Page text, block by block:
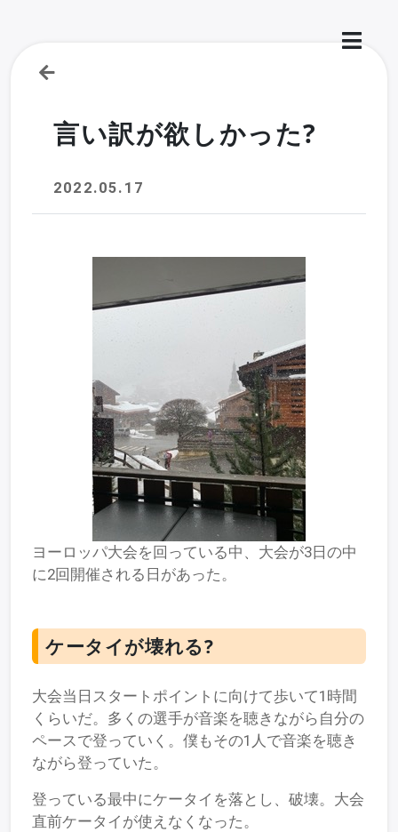
言い訳が欲しかった?
2022.05.17
ヨーロッパ大会を回っている中、大会が3日の中
に2回開催される日があった。
ケータイが壊れる?
大会当日スタートポイントに向けて歩いて1時間
くらいだ。多くの選手が音楽を聴きながら自分の
ペースで登っていく。僕もその1人で音楽を聴き
ながら登っていた。
登っている最中にケータイを落とし、破壊。大会
直前ケータイが使えなくなった。